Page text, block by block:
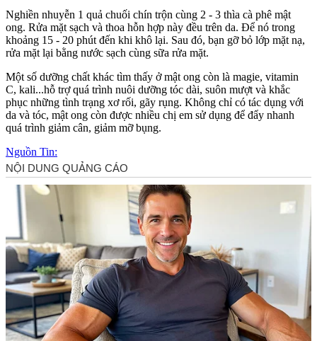
Nghiền nhuyễn 1 quả chuối chín trộn cùng 2 - 3 thìa cà phê mật
ong. Rửa mặt sạch và thoa hỗn hợp này đều trên da. Để nó trong
khoảng 15 - 20 phút đến khi khô lại. Sau đó, bạn gỡ bỏ lớp mặt nạ,
rửa mặt lại bằng nước sạch cùng sữa rửa mặt.
Một số dưỡng chất khác tìm thấy ở mật ong còn là magie, vitamin
C, kali...hỗ trợ quá trình nuôi dưỡng tóc dài, suôn mượt và khắc
phục những tình trạng xơ rối, gãy rụng. Không chỉ có tác dụng với
da và tóc, mật ong còn được nhiều chị em sử dụng để đẩy nhanh
quá trình giảm cân, giảm mỡ bụng.
Nguồn Tin: